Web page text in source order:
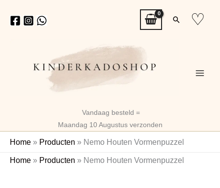
naar
Zoeken
♡
Vandaag besteld =
Maandag 10 Augustus verzonden
Home » Producten » Nemo Houten Vormenpuzzel
Home » Producten » Nemo Houten Vormenpuzzel
Nemo